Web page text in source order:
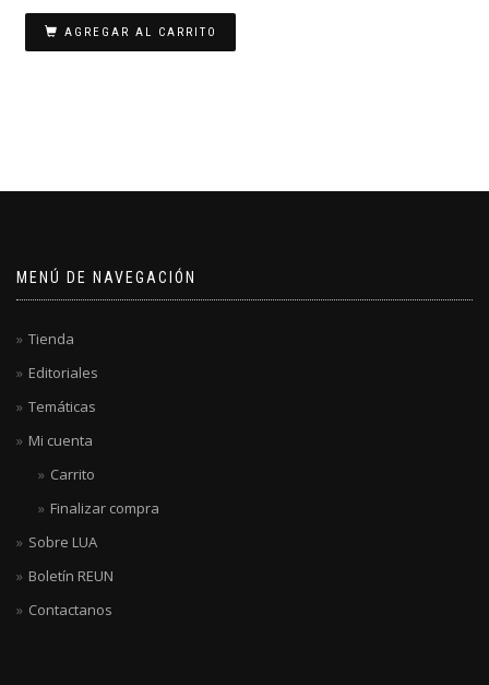
AGREGAR AL CARRITO
MENÚ DE NAVEGACIÓN
Tienda
Editoriales
Temáticas
Mi cuenta
Carrito
Finalizar compra
Sobre LUA
Boletín REUN
Contactanos